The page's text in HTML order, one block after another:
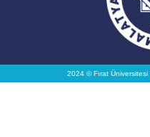
2024 © Fırat Üniversitesi